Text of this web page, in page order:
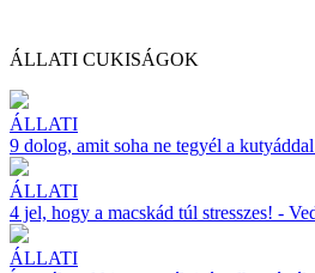
ÁLLATI CUKISÁGOK
ÁLLATI
9 dolog, amit soha ne tegyél a
ÁLLATI
4 jel, hogy a macskád túl stresszes! -
ÁLLATI